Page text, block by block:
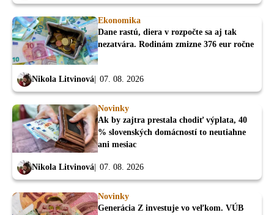
Ekonomika
Dane rastú, diera v rozpočte sa aj tak
nezatvára. Rodinám zmizne 376 eur ročne
Nikola Litvinová 07. 08. 2026
Novinky
Ak by zajtra prestala chodiť výplata, 40
% slovenských domácností to neutiahne
ani mesiac
Nikola Litvinová 07. 08. 2026
Novinky
Generácia Z investuje vo veľkom. VÚB